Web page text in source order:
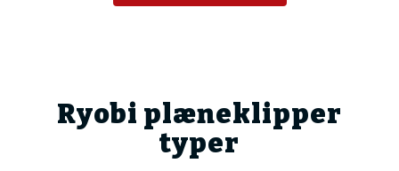
Ryobi plæneklipper
typer